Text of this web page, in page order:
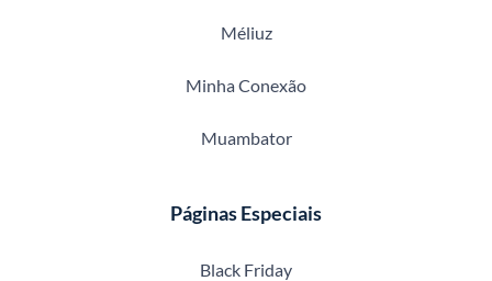
Méliuz
Minha Conexão
Muambator
Páginas Especiais
Black Friday